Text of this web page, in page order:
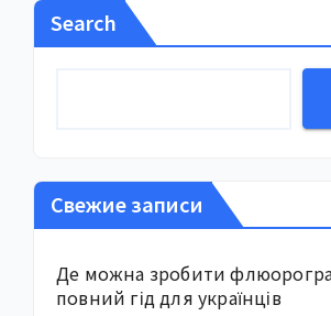
Search
Свежие записи
Де можна зробити
повний гід для українців